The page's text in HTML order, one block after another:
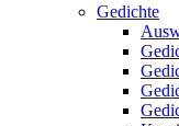
Gedichte